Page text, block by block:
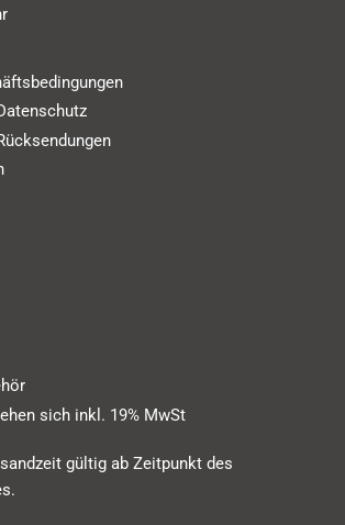
sich inkl. 19% MwSt
gültig ab Zeitpunkt des